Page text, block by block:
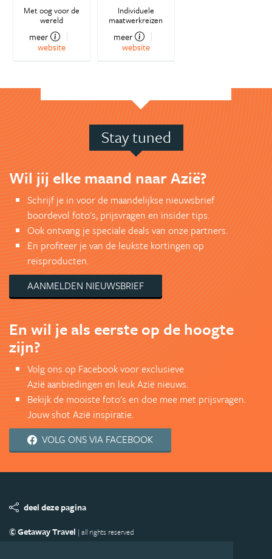
Met oog voor de
wereld
meer
website
Individuele
maatwerkreizen
meer
website
Stay tuned
Wil jij elke maand naar Azië?
Schrijf je in voor de maandelijkse nieuwsbrief
boordevol foto's, prijsvragen en insider tips.
Ook ontvang je speciale deals van onze partners.
En profiteer je van de leukste kortingen op
reisproducten.
AANMELDEN NIEUWSBRIEF
En wil je als eerste op de hoogte
zijn?
Volg ons op Facebook voor exclusieve
Azië aanbiedingen en leuk Azië nieuws.
Bekijk de mooiste foto's en doe mee met prijsvragen.
Jouw shot Azië inspiratie.
VOLG ONS VIA FACEBOOK
deel deze pagina
© Getaway Travel | all rights reserved